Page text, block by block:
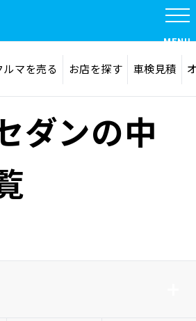
イト内検索
MENU
ルマを売る お店を探す 車検見積
ダンの中